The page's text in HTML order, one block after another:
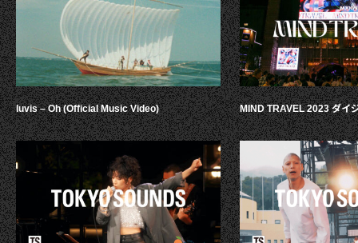
luvis – Oh (Official Music Video) MIND TRAVEL 2023 ダイ